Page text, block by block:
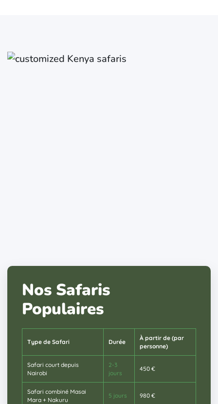
Nos Safaris
Populaires
Type de Safari Durée
À partir de (par
personne)
Safari court depuis
Nairobi
2-3
jours
450 €
Safari combiné Masai
Mara + Nakuru
5 jours 980 €